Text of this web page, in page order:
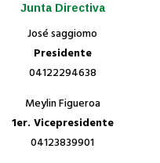
Junta Directiva
José saggiomo
Presidente
04122294638
Meylin Figueroa
1er. Vicepresidente
04123839901